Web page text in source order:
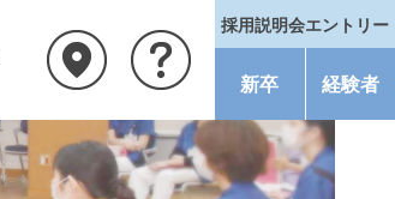
採用説明会エントリー
新卒 経験者